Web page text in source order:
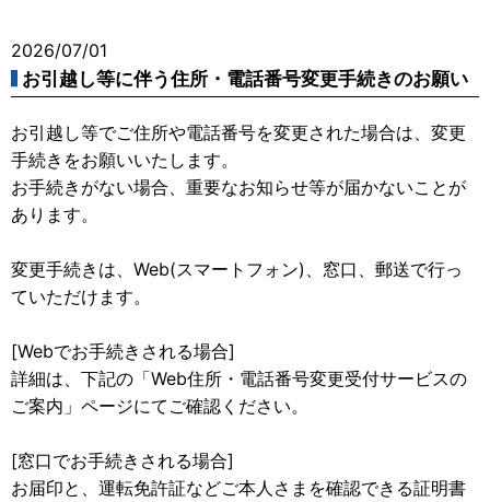
2026/07/01
お引越し等に伴う住所・電話番号変更手続きのお願い
お引越し等でご住所や電話番号を変更された場合は、変更
手続きをお願いいたします。
お手続きがない場合、重要なお知らせ等が届かないことが
あります。
変更手続きは、Web(スマートフォン)、窓口、郵送で行っ
ていただけます。
[Webでお手続きされる場合]
詳細は、下記の「Web住所・電話番号変更受付サービスの
ご案内」ページにてご確認ください。
[窓口でお手続きされる場合]
お届印と、運転免許証などご本人さまを確認できる証明書